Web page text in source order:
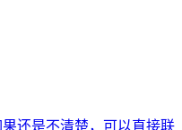
还是不清楚，可以直接联